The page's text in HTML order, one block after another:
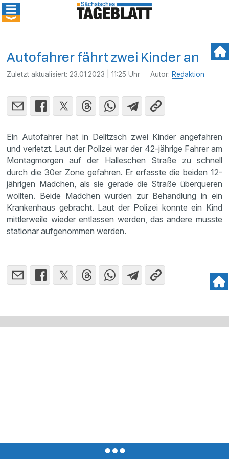
Autofahrer fährt zwei Kinder an
Zuletzt aktualisiert: 23.01.2023 | 11:25 Uhr Autor: Redaktion
Ein Autofahrer hat in Delitzsch zwei Kinder angefahren
und verletzt. Laut der Polizei war der 42-jährige Fahrer am
Montagmorgen auf der Halleschen Straße zu schnell
durch die 30er Zone gefahren. Er erfasste die beiden 12-
jährigen Mädchen, als sie gerade die Straße überqueren
wollten. Beide Mädchen wurden zur Behandlung in ein
Krankenhaus gebracht. Laut der Polizei konnte ein Kind
mittlerweile wieder entlassen werden, das andere musste
stationär aufgenommen werden.